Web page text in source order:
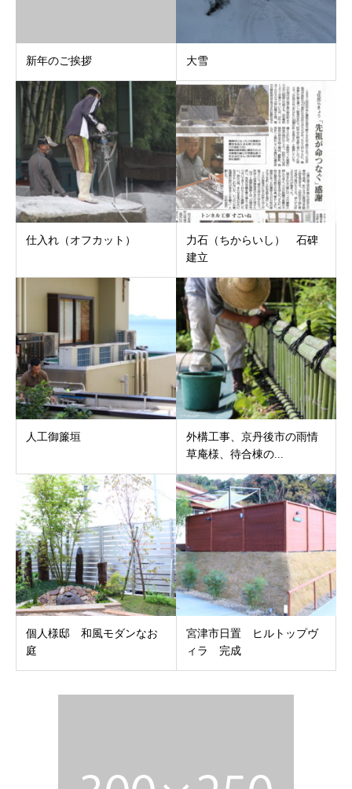
新年のご挨拶 大雪
仕入れ（オフカット）
​力石（ちからいし） 石碑
建立
人工御簾垣
外構工事、京丹後市の雨情
草庵様、待合棟の...
個人様邸 和風モダンなお
庭
宮津市日置 ヒルトップヴ
ィラ 完成